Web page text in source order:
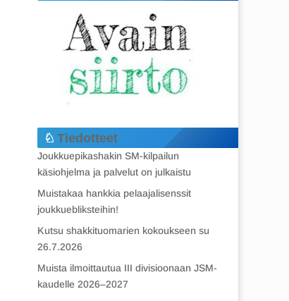
Tiedotteet
Joukkuepikashakin SM-kilpailun
käsiohjelma ja palvelut on julkaistu
Muistakaa hankkia pelaajalisenssit
joukkuebliksteihin!
Kutsu shakkituomarien kokoukseen su
26.7.2026
Muista ilmoittautua III divisioonaan JSM-
kaudelle 2026–2027